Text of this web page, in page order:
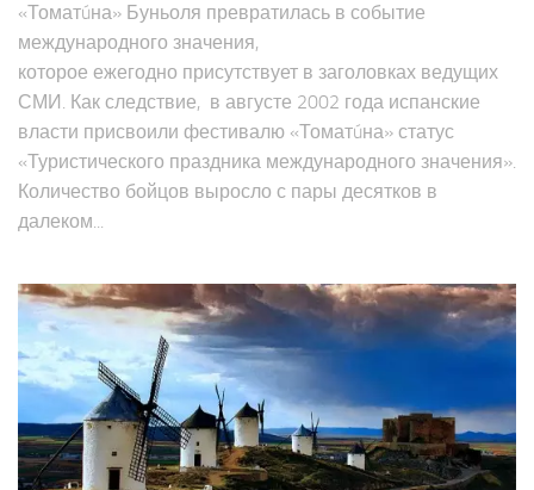
«Томатúна» Буньоля превратилась в событие
международного значения,
которое ежегодно присутствует в заголовках ведущих
СМИ. Как следствие, в августе 2002 года испанские
власти присвоили фестивалю «Томатúна» статус
«Туристического праздника международного значения».
Количество бойцов выросло с пары десятков в
далеком...